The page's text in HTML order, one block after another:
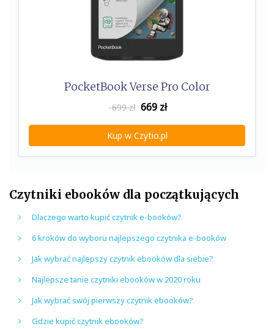
PocketBook Verse Pro Color
699 zł 669 zł
Kup w Czytio.pl
Czytniki ebooków dla początkujących
Dlaczego warto kupić czytnik e-booków?
6 kroków do wyboru najlepszego czytnika e-booków
Jak wybrać najlepszy czytnik ebooków dla siebie?
Najlepsze tanie czytniki ebooków w 2020 roku
Jak wybrać swój pierwszy czytnik ebooków?
Gdzie kupić czytnik ebooków?